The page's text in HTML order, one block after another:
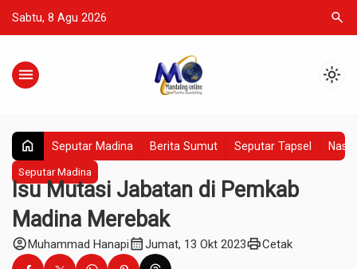
Sabtu, 8 Agu 2026 search
menu light_mode
home Seputar Madina Berita Sumut Seputar Tapsel
Seputar Madina
Isu Mutasi Jabatan di Pemkab
Madina Merebak
account_circleMuhammad Hanapicalendar_monthJumat, 13 Okt 2023printCetak